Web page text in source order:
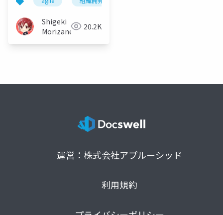
ーアジャイルでコネク
トしよう～
Shigeki
Morizane
20.2K
運営：株式会社アプルーシッド
利用規約